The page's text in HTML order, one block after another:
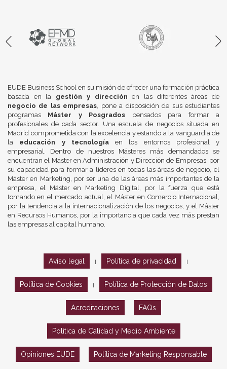
EUDE Business School en su misión de ofrecer una formación práctica
basada en la gestión y dirección en las diferentes áreas de
negocio de las empresas, pone a disposición de sus estudiantes
programas Máster y Posgrados pensados para formar a
profesionales de cada sector. Una escuela de negocios situada en
Madrid comprometida con la excelencia y estando a la vanguardia de
la educación y tecnologíaen los entornos profesional y
empresarial. Dentro de nuestros Másteres más demandados se
encuentran el Máster en Administración y Dirección de Empresas, por
su capacidad para formar a líderes en todas las áreas de negocio, el
Máster en Marketing, por ser una de las áreas más importantes de la
empresa, el Máster en Marketing Digital, por la fuerza que está
tomando en el mercado actual, el Máster en Comercio Internacional,
por la tendencia a la internacionalización de los negocios, y el Máster
en Recursos Humanos, por la importancia que cada vez más prestan
las empresas al capital humano.
Aviso legal Política de privacidad
Política de Cookies Política de Protección de Datos
Acreditaciones FAQs
Política de Calidad y Medio Ambiente
Opiniones EUDE Política de Marketing Responsable